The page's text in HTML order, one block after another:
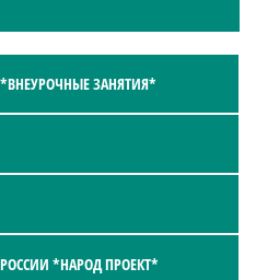
ЗАНЯТИЯ*
*НАРОД ПРОЕКТ*